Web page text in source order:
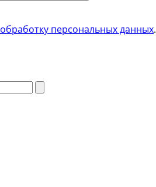
обработку персональных данных.